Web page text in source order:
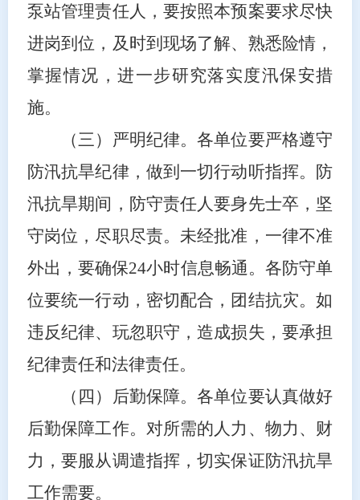
泵站管理责任人，要按照本预案要求尽快
进岗到位，及时到现场了解、熟悉险情，
掌握情况，进一步研究落实度汛保安措
施。
（三）严明纪律。各单位要严格遵守
防汛抗旱纪律，做到一切行动听指挥。防
汛抗旱期间，防守责任人要身先士卒，坚
守岗位，尽职尽责。未经批准，一律不准
外出，要确保24小时信息畅通。各防守单
位要统一行动，密切配合，团结抗灾。如
违反纪律、玩忽职守，造成损失，要承担
纪律责任和法律责任。
（ 四 ）后勤保障。各单位要认真做好
后勤保障工作。对所需的人力、物力、财
力，要服从调遣指挥，切实保证防汛抗旱
工作需要。